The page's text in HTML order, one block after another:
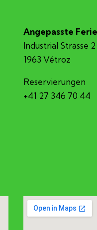
Angepasste
Industrial Strasse 2
1963 Vétroz
Reservierungen
+41 27 346 70 44